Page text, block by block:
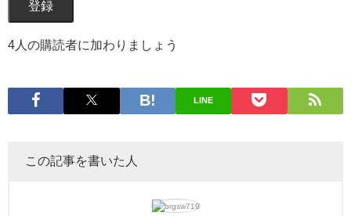
登録
4人の購読者に加わりましょう
LINE
この記事を書いた人